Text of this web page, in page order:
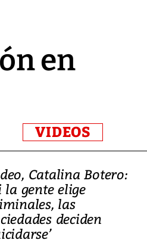
en
VIDEOS
Catalina Botero:
la gente elige
las
deciden